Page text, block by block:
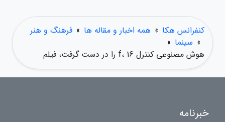
کنفرانس هکا » همه اخبار و مقاله ها » فرهنگ و هنر
» سینما »
هوش مصنوعی کنترل f، 16 را در دست گرفت، فیلم
خبرنامه